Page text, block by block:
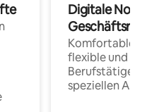
Digitale
Komfortable
flexible und
Berufstätige
speziellen